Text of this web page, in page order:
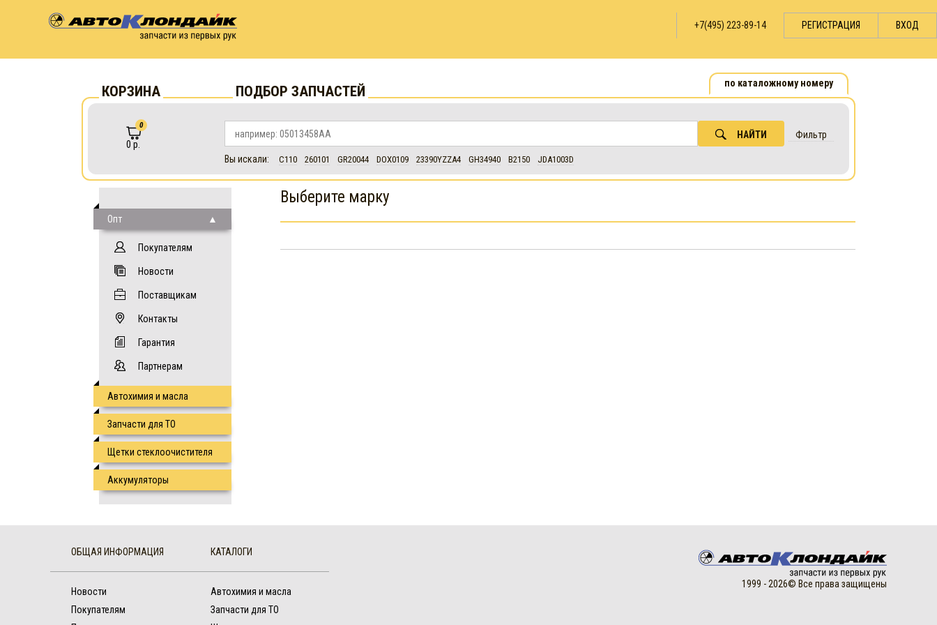
+7(495) 223-89-14 РЕГИСТРАЦИЯ ВХОД
КОРЗИНА ПОДБОР ЗАПЧАСТЕЙ по каталожному номеру
0
0 р.
НАЙТИ Фильтр
Вы искали: C110 260101 GR20044 DOX0109 23390YZZA4 GH34940 B2150 JDA1003D
Опт
Покупателям
Новости
Поставщикам
Контакты
Гарантия
Партнерам
Автохимия и масла
Запчасти для ТО
Щетки стеклоочистителя
Аккумуляторы
Выберите марку
ОБЩАЯ ИНФОРМАЦИЯ
Новости
Покупателям
КАТАЛОГИ
Автохимия и масла
Запчасти для ТО
1999 - 2026© Все права защищены